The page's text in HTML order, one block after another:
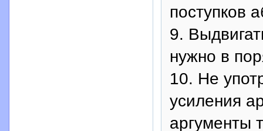
поступков
9.
нужно в
10. Не
усиления
аргументы